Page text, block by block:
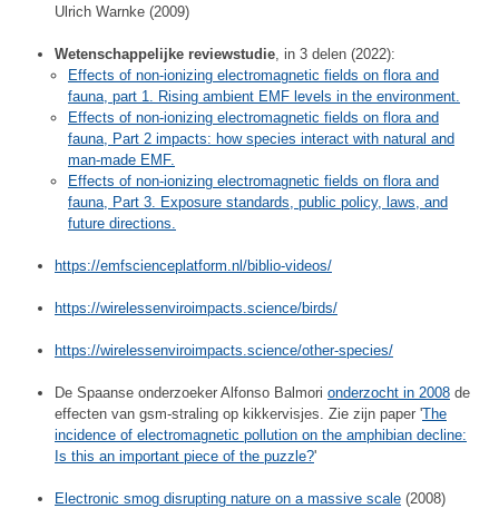
Ulrich Warnke (2009)
Wetenschappelijke reviewstudie , in 3 delen (2022):
Effects of non-ionizing electromagnetic fields on flora and
fauna, part 1. Rising ambient EMF levels in the environment.
Effects of non-ionizing electromagnetic fields on flora and
fauna, Part 2 impacts: how species interact with natural and
man-made EMF.
Effects of non-ionizing electromagnetic fields on flora and
fauna, Part 3. Exposure standards, public policy, laws, and
future directions.
https://emfscienceplatform.nl/biblio-videos/
https://wirelessenviroimpacts.science/birds/
https://wirelessenviroimpacts.science/other-species/
De Spaanse onderzoeker Alfonso Balmori onderzocht in 2008 de
effecten van gsm-straling op kikkervisjes. Zie zijn paper 'The
incidence of electromagnetic pollution on the amphibian decline:
Is this an important piece of the puzzle?'
Electronic smog disrupting nature on a massive scale (2008)